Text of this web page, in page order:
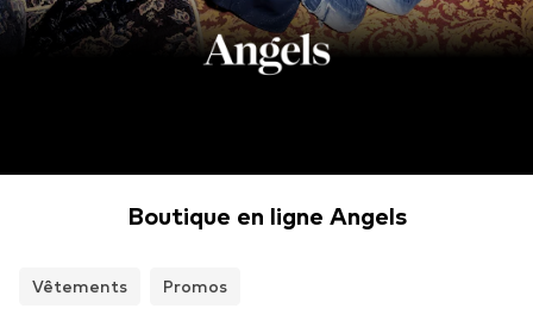
Boutique en ligne Angels
Vêtements Promos